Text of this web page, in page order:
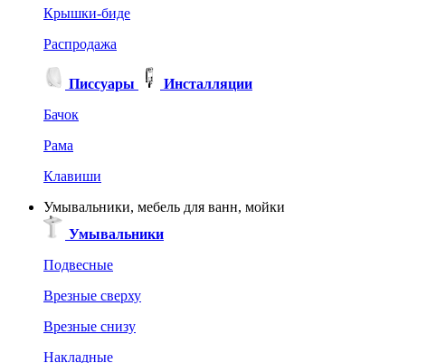
Крышки-биде
Распродажа
Писсуары
Инсталляции
Бачок
Рама
Клавиши
Умывальники, мебель для ванн, мойки
Умывальники
Подвесные
Врезные сверху
Врезные снизу
Накладные